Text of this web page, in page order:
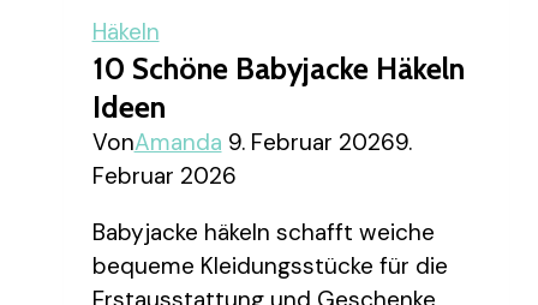
Häkeln
10 Schöne Babyjacke Häkeln
Ideen
VonAmanda 9. Februar 20269.
Februar 2026
Babyjacke häkeln schafft weiche
bequeme Kleidungsstücke für die